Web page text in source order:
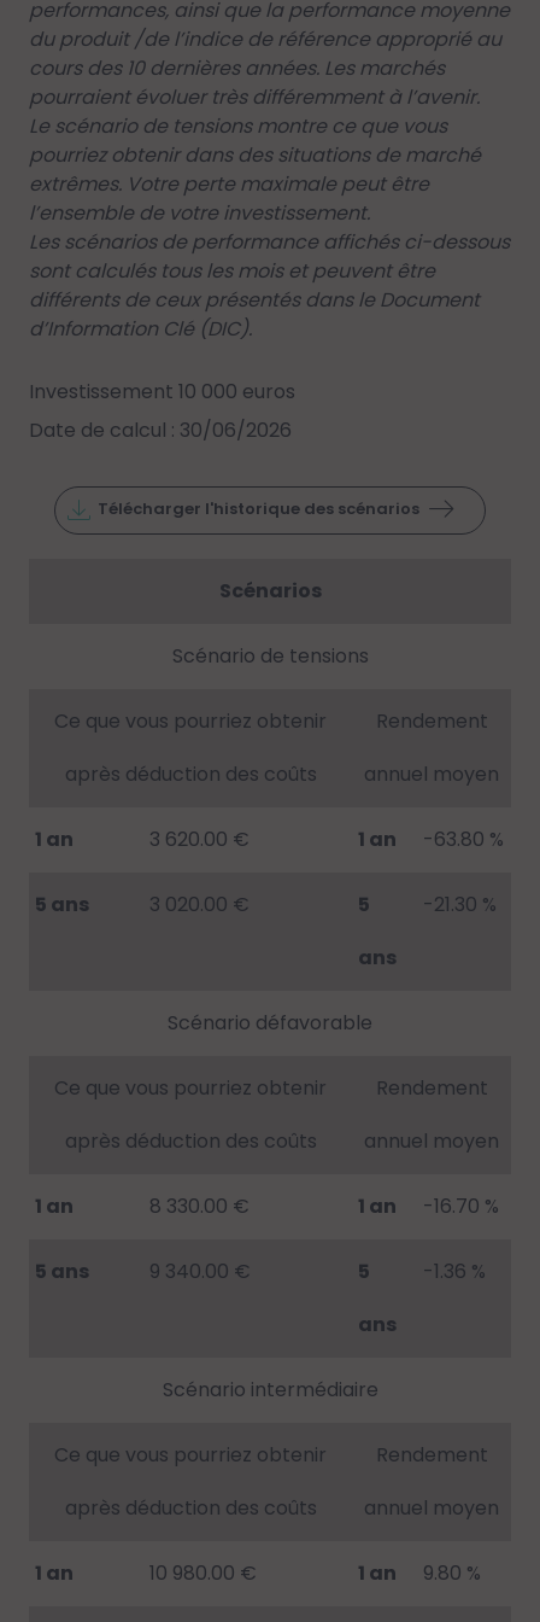
performances, ainsi que la performance moyenne
du produit /de l’indice de référence approprié au
cours des 10 dernières années. Les marchés
pourraient évoluer très différemment à l’avenir.
Le scénario de tensions montre ce que vous
pourriez obtenir dans des situations de marché
extrêmes. Votre perte maximale peut être
l’ensemble de votre investissement.
Les scénarios de performance affichés ci-dessous
sont calculés tous les mois et peuvent être
différents de ceux présentés dans le Document
d’Information Clé (DIC).
Investissement 10 000 euros
Date de calcul : 30/06/2026
Télécharger l'historique des scénarios
Scénarios
Scénario de tensions
Ce que vous pourriez obtenir
après déduction des coûts
Rendement
annuel moyen
1 an 3 620.00 € 1 an -63.80 %
5 ans 3 020.00 €
5
ans
-21.30 %
Scénario défavorable
Ce que vous pourriez obtenir
après déduction des coûts
Rendement
annuel moyen
1 an 8 330.00 € 1 an -16.70 %
5 ans 9 340.00 €
5
ans
-1.36 %
Scénario intermédiaire
Ce que vous pourriez obtenir
après déduction des coûts
Rendement
annuel moyen
1 an 10 980.00 € 1 an 9.80 %